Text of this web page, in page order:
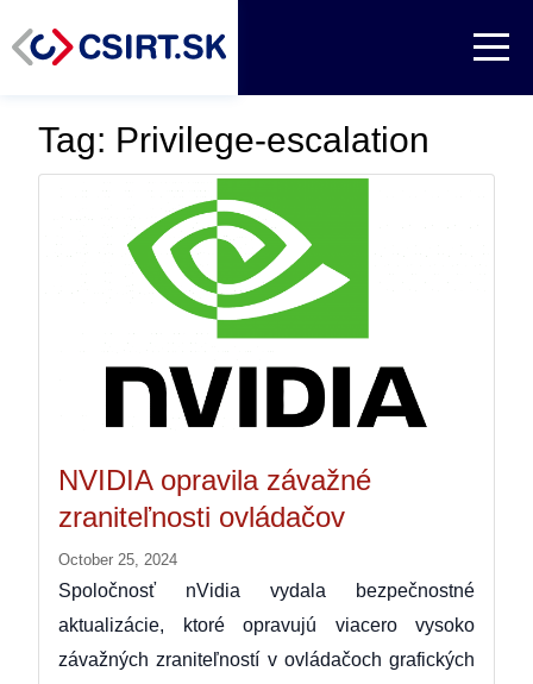
Tag: Privilege-escalation
NVIDIA opravila závažné
zraniteľnosti ovládačov
October 25, 2024
Spoločnosť nVidia vydala bezpečnostné
aktualizácie, ktoré opravujú viacero vysoko
závažných zraniteľností v ovládačoch grafických